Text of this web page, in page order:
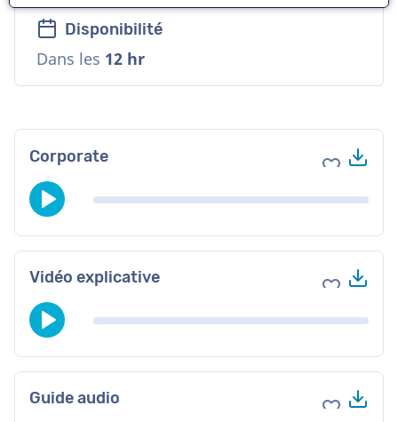
Disponibilité
Dans les 12 hr
Corporate Ajouter
Vidéo explicative Ajouter
Guide audio Ajouter